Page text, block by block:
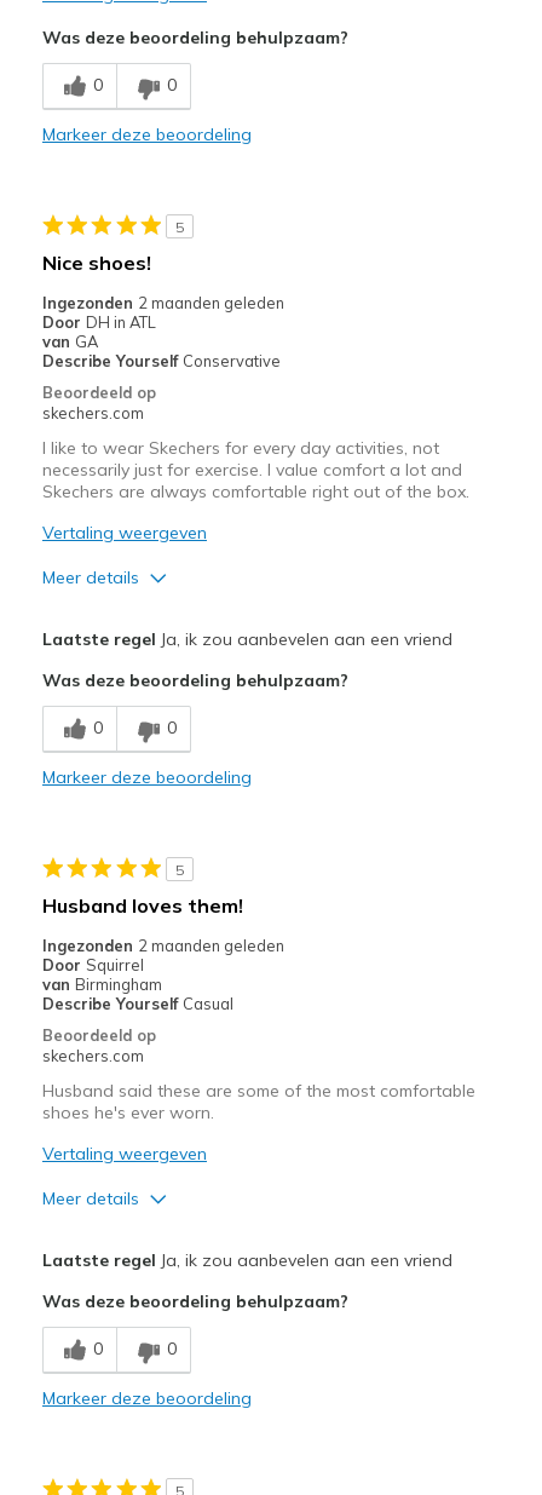
Was deze beoordeling behulpzaam?
0 0
Markeer deze beoordeling
5
Nice shoes!
Ingezonden 2 maanden geleden
Door DH in ATL
van GA
Describe Yourself Conservative
Beoordeeld op
skechers.com
I like to wear Skechers for every day activities, not
necessarily just for exercise. I value comfort a lot and
Skechers are always comfortable right out of the box.
Vertaling weergeven
Meer details
Comfortable
Stylish
Going Out
Walking
Width
Sizing
View On Shoes
Shoes are for Wearing
Laatste regel Ja, ik zou aanbevelen aan een vriend
Was deze beoordeling behulpzaam?
0 0
Markeer deze beoordeling
5
Husband loves them!
Ingezonden 2 maanden geleden
Door Squirrel
van Birmingham
Describe Yourself Casual
Beoordeeld op
skechers.com
Husband said these are some of the most comfortable
shoes he's ever worn.
Vertaling weergeven
Meer details
Breathe Well
Comfortable
Laatste regel Ja, ik zou aanbevelen aan een vriend
Was deze beoordeling behulpzaam?
0 0
Markeer deze beoordeling
5